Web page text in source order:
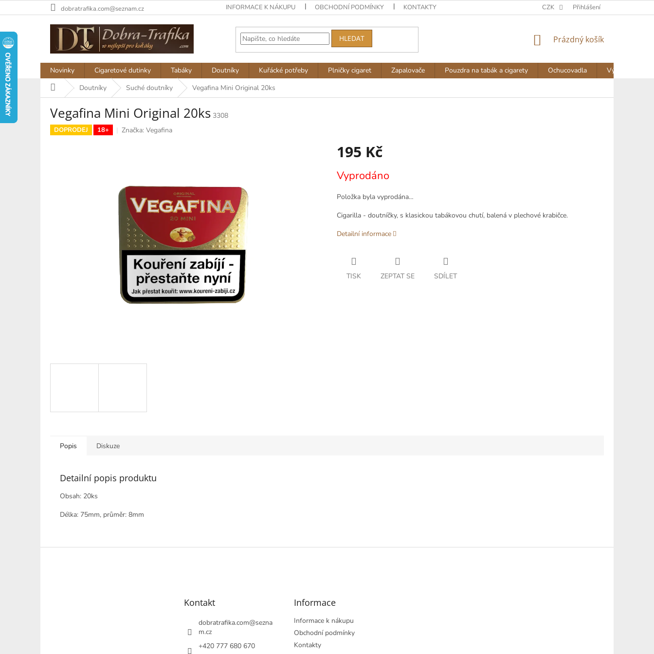
na
dobratrafika.com@seznam.cz INFORMACE K NÁKUPU OBCHODNÍ PODMÍNKY KONTAKTY NAPIŠTE NÁM AKTUALITY
CZK Přihlášení
HLEDAT
NÁKUPNÍ
Prázdný košík
Novinky Cigaretové dutinky Tabáky Doutníky Kuřácké potřeby Plničky cigaret Zapalovače Pouzdra na tabák a cigarety Ochucovadla
Výprodej
Domů Doutníky Suché doutníky Vegafina Mini Original 20ks
Vegafina Mini Original 20ks 3308
DOPRODEJ 18+ Značka: Vegafina
195 Kč
cena:
Vyprodáno
Položka byla vyprodána…
Cigarilla - doutníčky, s klasickou tabákovou chutí, balená v plechové krabičce.
Detailní informace
TISK ZEPTAT SE SDÍLET
Popis Diskuze
Detailní popis produktu
Obsah: 20ks
Délka: 75mm, průměr: 8mm
Kontakt
dobratrafika.com@sezna
m.cz
+420 777 680 670
Informace
Informace k nákupu
Obchodní podmínky
Kontakty